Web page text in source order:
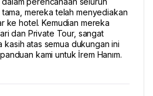
mereka telah menyediakan
ke hotel. Kemudian mereka
dan Private Tour, sangat
kasih atas semua dukungan ini
kami untuk İrem Hanım.